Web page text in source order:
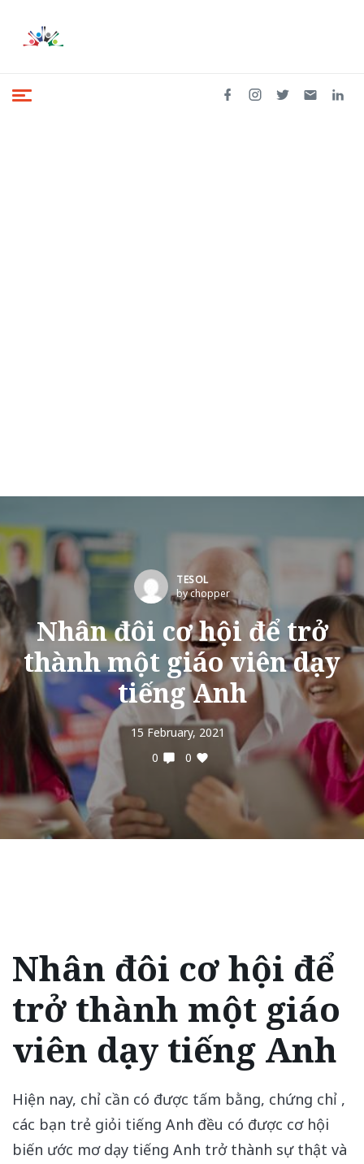
TESOL
by chopper
Nhân đôi cơ hội để trở
thành một giáo viên dạy
tiếng Anh
15 February, 2021
0
0
Nhân đôi cơ hội để
trở thành một giáo
viên dạy tiếng Anh
Hiện nay, chỉ cần có được tấm bằng, chứng chỉ ,
các bạn trẻ giỏi tiếng Anh đều có được cơ hội
biến ước mơ dạy tiếng Anh trở thành sự thật và